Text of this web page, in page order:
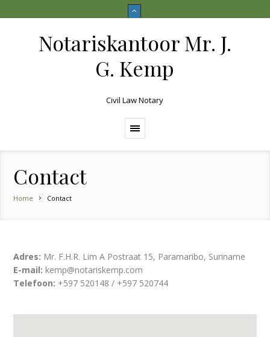
Notariskantoor Mr. J.
G. Kemp
Civil Law Notary
Contact
Home Contact
Adres: Mr. F.H.R. Lim A Postraat 15, Paramaribo, Suriname
E-mail: kemp@notariskemp.com
Telefoon: +597 520148 / +597 520744